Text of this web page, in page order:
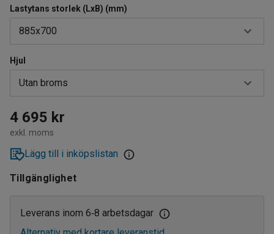
1200
600
700
800
Lastytans storlek (LxB) (mm)
885x700
1085x800
785x600
885x700
Hjul
Utan broms
Med broms
Utan broms
4 695 kr
exkl. moms
Lägg till i inköpslistan
Tillgänglighet
Leverans inom 6‑8 arbetsdagar